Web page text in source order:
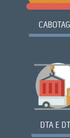
DTA E